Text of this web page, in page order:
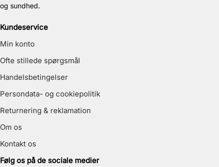
og sundhed.
Kundeservice
Min konto
Ofte stillede spørgsmål
Handelsbetingelser
Persondata- og cookiepolitik
Returnering & reklamation
Om os
Kontakt os
Følg os på de sociale medier